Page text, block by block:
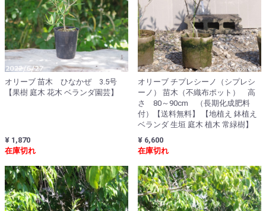
オリーブ 苗木 ひなかぜ 3.5号
【果樹 庭木 花木 ベランダ園芸】
¥ 1,870
在庫切れ
オリーブ チプレシーノ（シプレシ
ーノ） 苗木（不織布ポット） 高
さ 80～90cm （長期化成肥料
付）【送料無料】 【地植え 鉢植え
ベランダ 生垣 庭木 植木 常緑樹】
¥ 6,600
在庫切れ